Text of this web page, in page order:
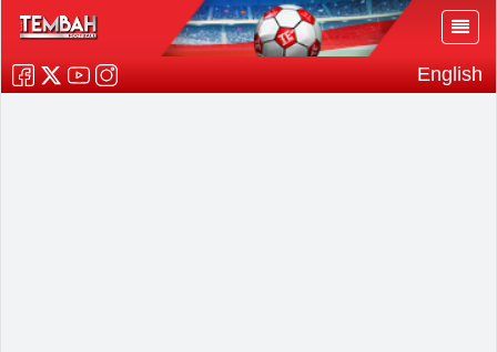
English